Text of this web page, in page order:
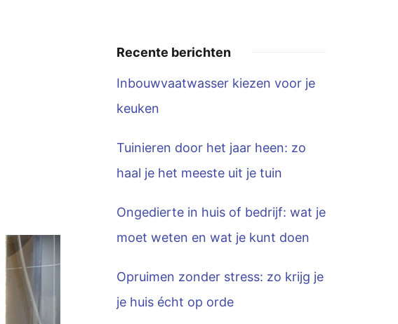
Recente berichten
Inbouwvaatwasser kiezen voor je
keuken
Tuinieren door het jaar heen: zo
haal je het meeste uit je tuin
Ongedierte in huis of bedrijf: wat je
moet weten en wat je kunt doen
Opruimen zonder stress: zo krijg je
je huis écht op orde